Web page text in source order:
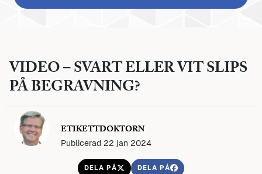
VIDEO – SVART ELLER VIT SLIPS
PÅ BEGRAVNING?
ETIKETTDOKTORN
Publicerad 22 jan 2024
DELA PÅ DELA PÅ